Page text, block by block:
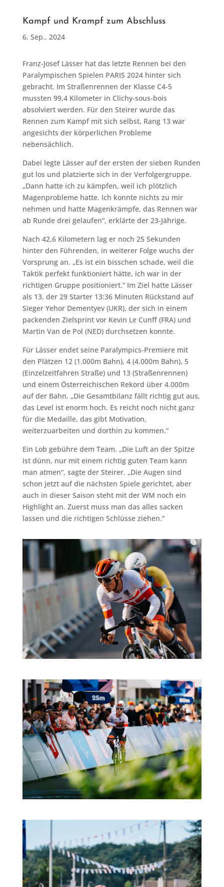
Kampf und Krampf zum Abschluss
6. Sep.. 2024
Franz-Josef Lässer hat das letzte Rennen bei den
Paralympischen Spielen PARIS 2024 hinter sich
gebracht. Im Straßenrennen der Klasse C4-5
mussten 99,4 Kilometer in Clichy-sous-bois
absolviert werden. Für den Steirer wurde das
Rennen zum Kampf mit sich selbst, Rang 13 war
angesichts der körperlichen Probleme
nebensächlich.
Dabei legte Lässer auf der ersten der sieben Runden
gut los und platzierte sich in der Verfolgergruppe.
„Dann hatte ich zu kämpfen, weil ich plötzlich
Magenprobleme hatte. Ich konnte nichts zu mir
nehmen und hatte Magenkrämpfe, das Rennen war
ab Runde drei gelaufen“, erklärte der 23-Jährige.
Nach 42,6 Kilometern lag er noch 25 Sekunden
hinter den Führenden, in weiterer Folge wuchs der
Vorsprung an. „Es ist ein bisschen schade, weil die
Taktik perfekt funktioniert hätte, ich war in der
richtigen Gruppe positioniert.“ Im Ziel hatte Lässer
als 13. der 29 Starter 13:36 Minuten Rückstand auf
Sieger Yehor Dementyev (UKR), der sich in einem
packenden Zielsprint vor Kevin Le Cunff (FRA) und
Martin Van de Pol (NED) durchsetzen konnte.
Für Lässer endet seine Paralympics-Premiere mit
den Plätzen 12 (1.000m Bahn), 4 (4.000m Bahn), 5
(Einzelzeitfahren Straße) und 13 (Straßenrennen)
und einem Österreichischen Rekord über 4.000m
auf der Bahn. „Die Gesamtbilanz fällt richtig gut aus,
das Level ist enorm hoch. Es reicht noch nicht ganz
für die Medaille, das gibt Motivation,
weiterzuarbeiten und dorthin zu kommen.“
Ein Lob gebühre dem Team. „Die Luft an der Spitze
ist dünn, nur mit einem richtig guten Team kann
man atmen“, sagte der Steirer. „Die Augen sind
schon jetzt auf die nächsten Spiele gerichtet, aber
auch in dieser Saison steht mit der WM noch ein
Highlight an. Zuerst muss man das alles sacken
lassen und die richtigen Schlüsse ziehen.“